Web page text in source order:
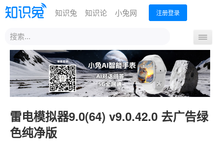
知识兔 知识论 小兔网 注册登录
站
内
索
导
航
开
关
首页 最新下载 MSDN下载 热门下载
雷电模拟器9.0(64) v9.0.42.0 去广告绿
色纯净版